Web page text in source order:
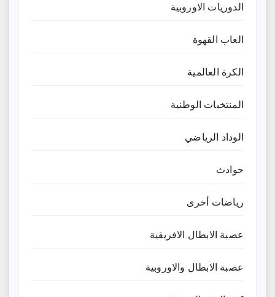
الدوريات الاوروبية
العاب القهوة
الكرة العالمية
المنتخبات الوطنية
الوداد الرياضي
حوادث
رياضات أخرى
عصبة الابطال الافريقية
عصبة الابطال والاوروبية